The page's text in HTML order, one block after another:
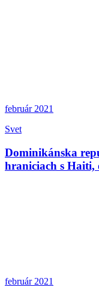
február 2021
Svet
Dominikánska
hraniciach s Haiti,
február 2021